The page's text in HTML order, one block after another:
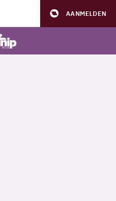
AANMELDEN